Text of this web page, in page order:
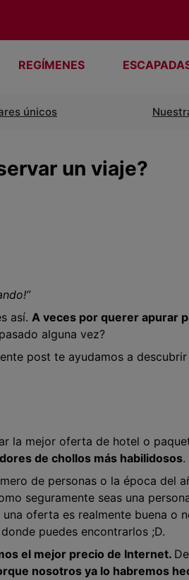
REGÍMENES
únicos
un viaje?
así. A veces por querer apurar
alguna vez?
post te ayudamos a
la mejor oferta de hotel o
de chollos más habilidosos.
de personas o la época del
seguramente seas una
oferta es realmente buena o
puedes encontrarlos ;D.
el mejor precio de Internet.
nosotros ya lo habremos